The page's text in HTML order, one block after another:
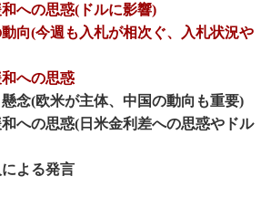
への思惑(ドルに影響)
向(今週も入札が相次ぐ、入札状況や
への思惑
念(欧米が主体、中国の動向も重要)
への思惑(日米金利差への思惑やドル
よる発言